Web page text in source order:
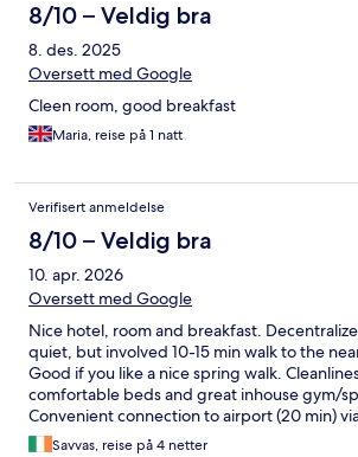
8/10 – Veldig bra
8. des. 2025
Oversett med Google
Cleen room, good breakfast
Maria, reise på 1 natt
Verifisert anmeldelse
8/10 – Veldig bra
10. apr. 2026
Oversett med Google
Nice hotel, room and breakfast.
quiet, but involved 10-15 min walk to the
Good if you like a nice spring walk.
comfortable beds and great inhouse gym/
Convenient connection to airport (20 min)
overall.Savvas, reise på 4 netter